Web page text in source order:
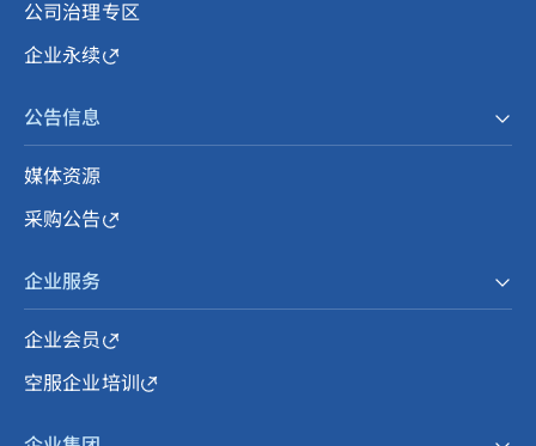
公司治理专区
企业永续
公告信息
媒体资源
采购公告
企业服务
企业会员
空服企业培训